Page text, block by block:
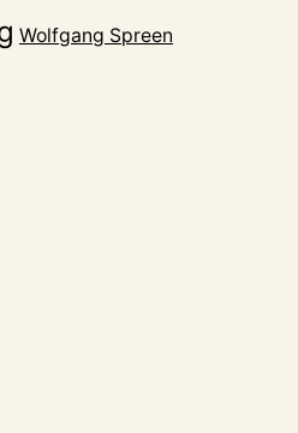
Wolfgang Spreen